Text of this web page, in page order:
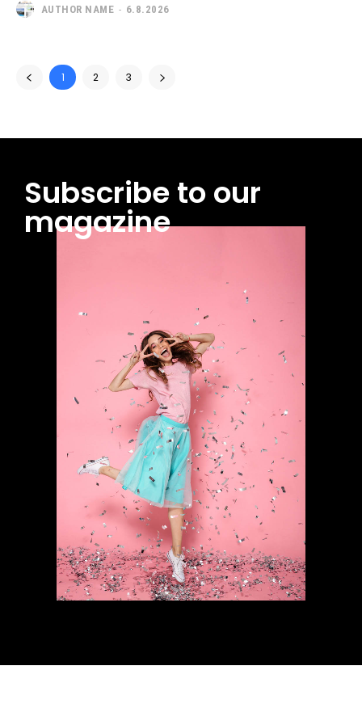
AUTHOR NAME - 6.8.2026
1 2 3
Subscribe to our
magazine